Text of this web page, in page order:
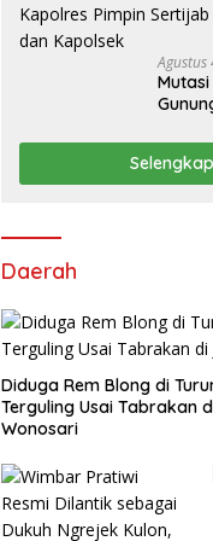
Warga
Daerah
Diduga Rem Blong di
Terguling Usai Tabrakan
Wonosari